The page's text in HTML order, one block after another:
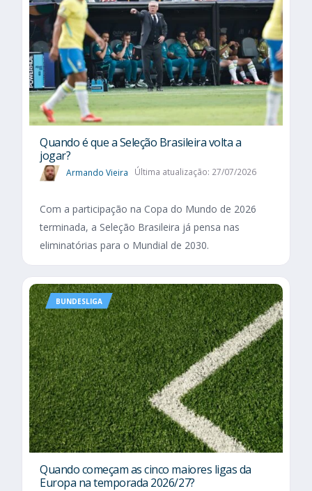
Quando é que a Seleção Brasileira volta a
jogar?
Armando Vieira Última atualização: 27/07/2026
Com a participação na Copa do Mundo de 2026
terminada, a Seleção Brasileira já pensa nas
eliminatórias para o Mundial de 2030.
BUNDESLIGA
Quando começam as cinco maiores ligas da
Europa na temporada 2026/27?